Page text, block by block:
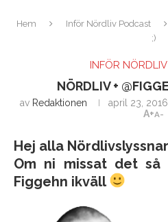
Hem Inför Nördliv Podcast
;)
INFÖR
NÖRDLIV +
av Redaktionen april 23, 2016
A+A-
Hej alla
Om ni missat det
Figgehn ikväll